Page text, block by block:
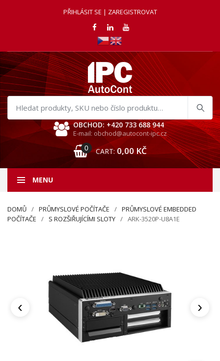
PŘIHLÁSIT SE | ZAREGISTROVAT
Hledat
produkty
OBCHOD: +420 733 688 944
E-mail: obchod@autocont-ipc.cz
0 CART: 0,00 KČ
MENU
DOMŮ PRŮMYSLOVÉ POČÍTAČE
PRŮMYSLOVÉ EMBEDDED
POČÍTAČE
S ROZŠIŘUJÍCÍMI SLOTY ARK-3520P-U8A1E
‹ ›